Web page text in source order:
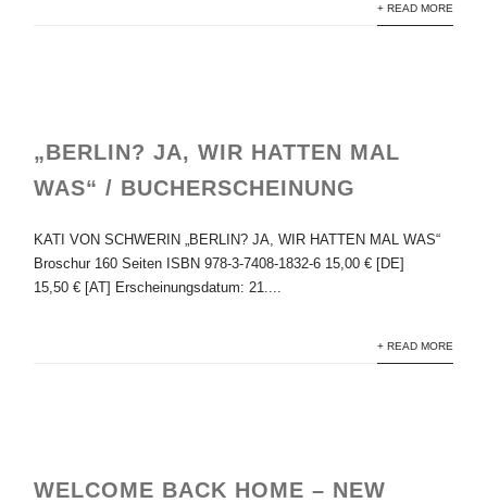
+ READ MORE
„BERLIN? JA, WIR HATTEN MAL
WAS“ / BUCHERSCHEINUNG
KATI VON SCHWERIN „BERLIN? JA, WIR HATTEN MAL WAS“
Broschur 160 Seiten ISBN 978-3-7408-1832-6 15,00 € [DE]
15,50 € [AT] Erscheinungsdatum: 21....
+ READ MORE
WELCOME BACK HOME – NEW